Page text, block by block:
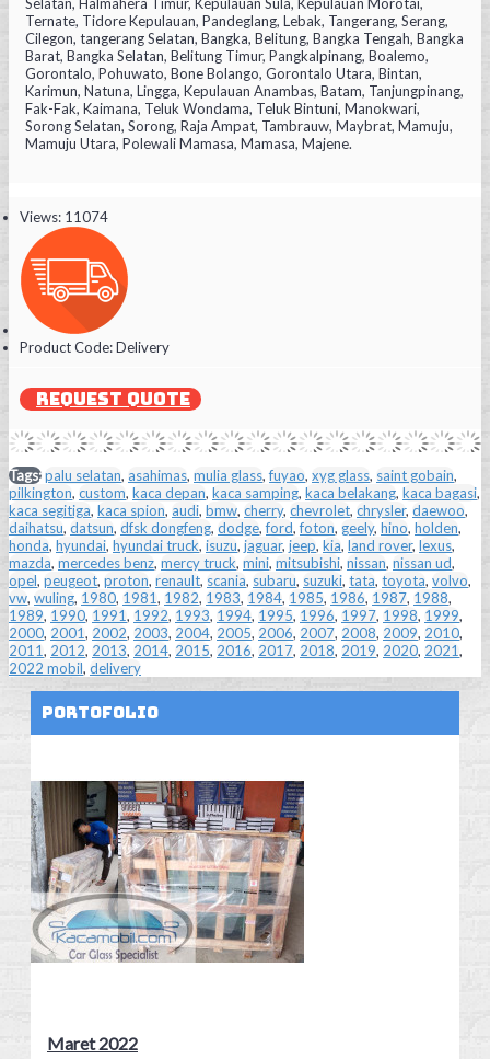
Ternate, Tidore Kepulauan, Pandeglang, Lebak, Tangerang, Serang,
Cilegon, tangerang Selatan, Bangka, Belitung, Bangka Tengah, Bangka
Barat, Bangka Selatan, Belitung Timur, Pangkalpinang, Boalemo,
Gorontalo, Pohuwato, Bone Bolango, Gorontalo Utara, Bintan,
Karimun, Natuna, Lingga, Kepulauan Anambas, Batam, Tanjungpinang,
Fak-Fak, Kaimana, Teluk Wondama, Teluk Bintuni, Manokwari,
Sorong Selatan, Sorong, Raja Ampat, Tambrauw, Maybrat, Mamuju,
Mamuju Utara, Polewali Mamasa, Mamasa, Majene.
Views: 11074
Product Code:Delivery
REQUEST QUOTE
Tags:palu selatan, asahimas, mulia glass,fuyao, xyg glass, saint gobain,
pilkington, custom, kaca depan, kaca samping, kaca belakang, kaca bagasi,
kaca segitiga, kaca spion, audi, bmw, cherry, chevrolet, chrysler, daewoo,
daihatsu, datsun, dfsk dongfeng, dodge,ford,foton, geely, hino, holden,
honda, hyundai, hyundai truck, isuzu, jaguar, jeep, kia, land rover, lexus,
mazda, mercedes benz, mercy truck, mini, mitsubishi, nissan, nissan ud,
opel, peugeot, proton, renault, scania, subaru, suzuki, tata, toyota, volvo,
vw, wuling, 1980, 1981, 1982, 1983, 1984, 1985, 1986, 1987, 1988,
1989, 1990, 1991, 1992, 1993, 1994, 1995, 1996, 1997, 1998, 1999,
2000, 2001, 2002, 2003, 2004, 2005, 2006, 2007, 2008, 2009, 2010,
2011, 2012, 2013, 2014, 2015, 2016, 2017, 2018, 2019, 2020, 2021,
2022 mobil, delivery
Portofolio
Maret 2022